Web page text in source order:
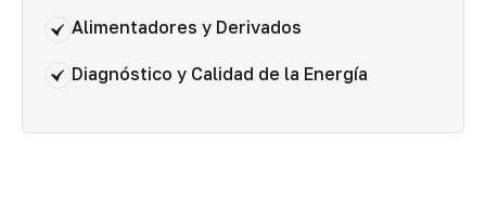
Alimentadores y Derivados
Diagnóstico y Calidad de la Energía